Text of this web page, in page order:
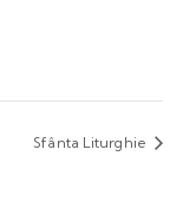
Sfânta Liturghie